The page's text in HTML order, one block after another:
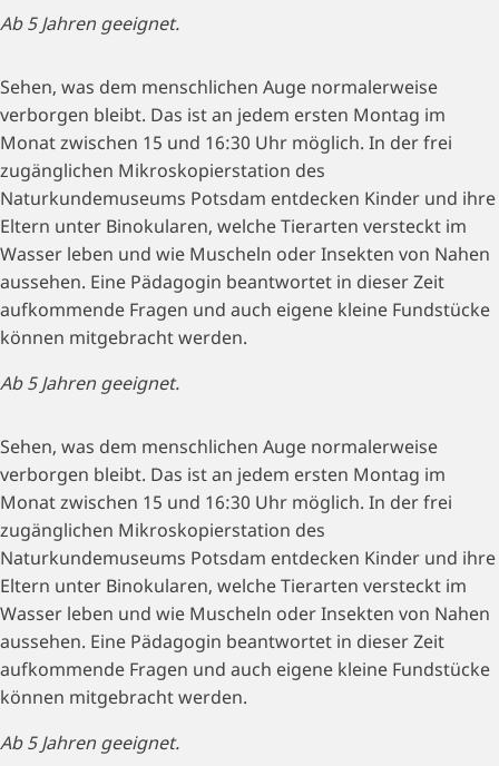
Ab 5 Jahren geeignet.
Sehen, was dem menschlichen Auge normalerweise
verborgen bleibt. Das ist an jedem ersten Montag im
Monat zwischen 15 und 16:30 Uhr möglich. In der frei
zugänglichen Mikroskopierstation des
Naturkundemuseums Potsdam entdecken Kinder und ihre
Eltern unter Binokularen, welche Tierarten versteckt im
Wasser leben und wie Muscheln oder Insekten von Nahen
aussehen. Eine Pädagogin beantwortet in dieser Zeit
aufkommende Fragen und auch eigene kleine Fundstücke
können mitgebracht werden.
Ab 5 Jahren geeignet.
Sehen, was dem menschlichen Auge normalerweise
verborgen bleibt. Das ist an jedem ersten Montag im
Monat zwischen 15 und 16:30 Uhr möglich. In der frei
zugänglichen Mikroskopierstation des
Naturkundemuseums Potsdam entdecken Kinder und ihre
Eltern unter Binokularen, welche Tierarten versteckt im
Wasser leben und wie Muscheln oder Insekten von Nahen
aussehen. Eine Pädagogin beantwortet in dieser Zeit
aufkommende Fragen und auch eigene kleine Fundstücke
können mitgebracht werden.
Ab 5 Jahren geeignet.